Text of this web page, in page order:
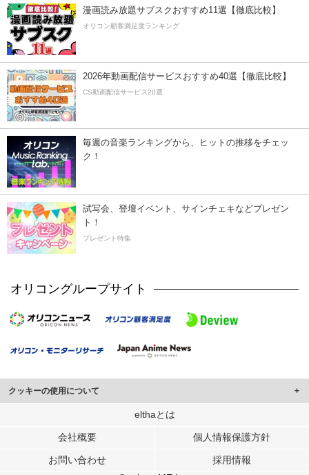
漫画読み放題サブスクおすすめ11選【徹底比較】
オリコン顧客満足度ランキング
2026年動画配信サービスおすすめ40選【徹底比較】
CS動画配信サービス20選
毎週の音楽ランキングから、ヒットの推移をチェッ
ク！
試写会、登壇イベント、サインチェキなどプレゼン
ト！
プレゼント特集
オリコングループサイト
クッキーの使用について
このサイトでは Cookie を使用して、ユーザーに合わせたコンテンツや広告の
行っています。
メディアや広告配信、データ解析の各パートナーに提供しています。
各パートナーは、この情報とユーザーが各パートナーに提供した他の情報や、
elthaとは
会社概要 個人情報保護方針
お問い合わせ
採用情報